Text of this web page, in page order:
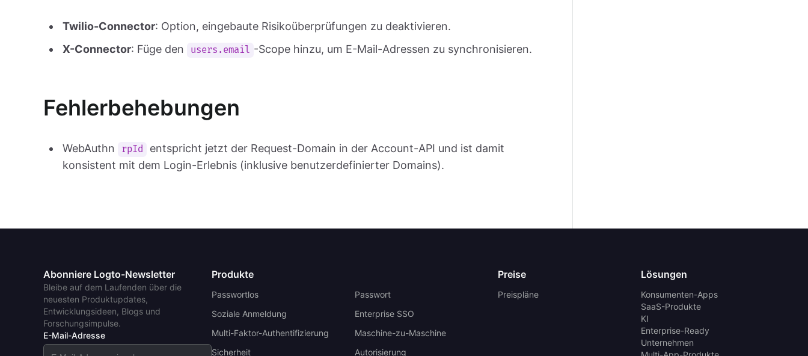
Twilio-Connector: Option, eingebaute Risikoüberprüfungen zu deaktivieren.
X-Connector: Füge den users.email -Scope hinzu, um E-Mail-Adressen zu synchronisieren.
Fehlerbehebungen
WebAuthn rpId
entspricht jetzt der Request-Domain in der Account-API und ist damit
konsistent mit dem Login-Erlebnis (inklusive benutzerdefinierter Domains).
Abonniere Logto-Newsletter
Bleibe auf dem Laufenden über die
neuesten Produktupdates,
Entwicklungsideen, Blogs und
Forschungsimpulse.
E-Mail-Adresse
Produkte
Passwortlos
Passwort
Soziale Anmeldung
Enterprise SSO
Multi-Faktor-Authentifizierung
Maschine-zu-Maschine
Sicherheit
Autorisierung
Preise
Preispläne
Lösungen
Konsumenten-Apps
SaaS-Produkte
KI
Enterprise-Ready
Unternehmen